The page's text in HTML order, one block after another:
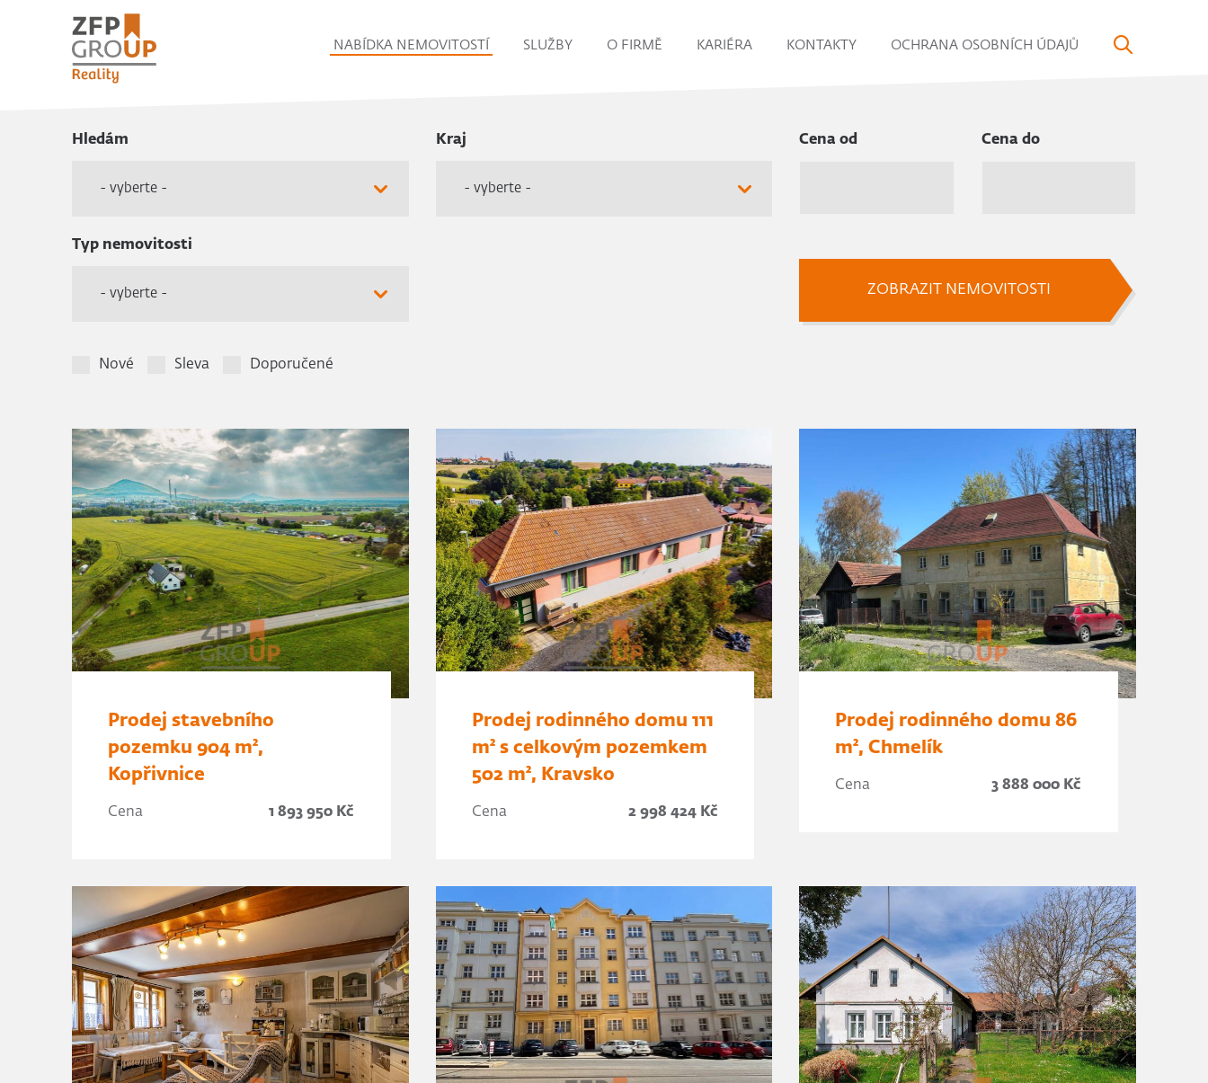
NABÍDKA NEMOVITOSTÍ SLUŽBY O FIRMĚ KARIÉRA KONTAKTY OCHRANA OSOBNÍCH ÚDAJŮ
Hledám
- vyberte -
Kraj
- vyberte -
Cena od Cena do
Typ nemovitosti
- vyberte -
Nové Sleva Doporučené
ZOBRAZIT NEMOVITOSTI
Prodej stavebního
pozemku 904 m²,
Kopřivnice
Cena 1 893 950 Kč
Prodej rodinného domu 111
m² s celkovým pozemkem
502 m², Kravsko
Cena 2 998 424 Kč
Prodej rodinného domu 86
m², Chmelík
Cena 3 888 000 Kč